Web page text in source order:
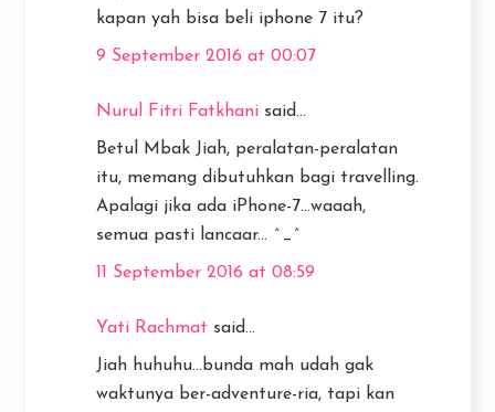
kapan yah bisa beli iphone 7 itu?
9 September 2016 at 00:07
Nurul Fitri Fatkhani said...
Betul Mbak Jiah, peralatan-peralatan
itu, memang dibutuhkan bagi travelling.
Apalagi jika ada iPhone-7...waaah,
semua pasti lancaar... ^_^
11 September 2016 at 08:59
Yati Rachmat said...
Jiah huhuhu...bunda mah udah gak
waktunya ber-adventure-ria, tapi kan